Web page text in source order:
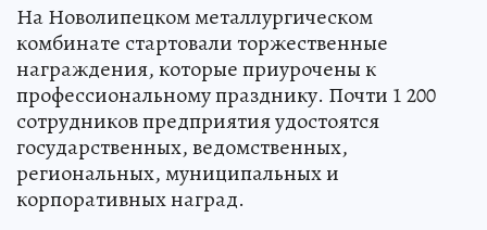
На Новолипецком металлургическом
комбинате стартовали торжественные
награждения, которые приурочены к
профессиональному празднику. Почти 1 200
сотрудников предприятия удостоятся
государственных, ведомственных,
региональных, муниципальных и
корпоративных наград.